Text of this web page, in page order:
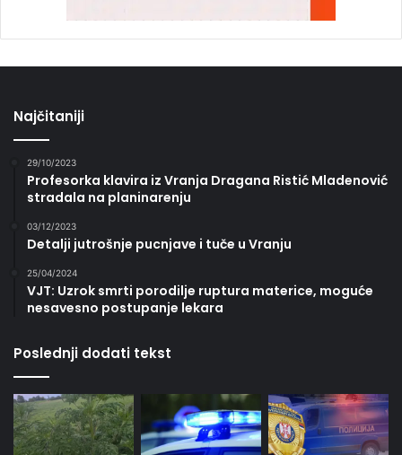
Najčitaniji
29/10/2023
Profesorka klavira iz Vranja Dragana Ristić Mladenović
stradala na planinarenju
03/12/2023
Detalji jutrošnje pucnjave i tuče u Vranju
25/04/2024
VJT: Uzrok smrti porodilje ruptura materice, moguće
nesavesno postupanje lekara
Poslednji dodati tekst